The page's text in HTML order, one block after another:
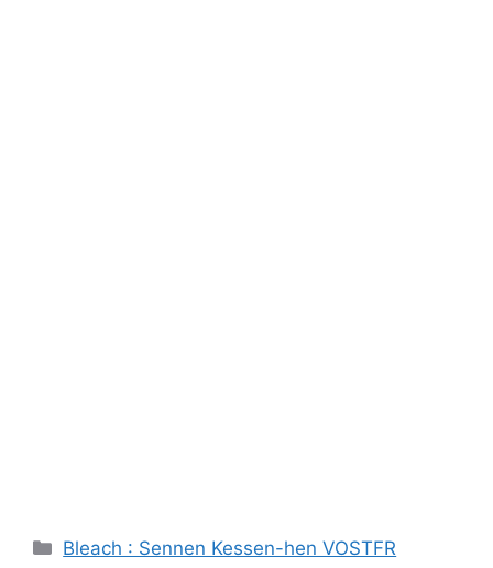
Catégories
Bleach : Sennen Kessen-hen VOSTFR